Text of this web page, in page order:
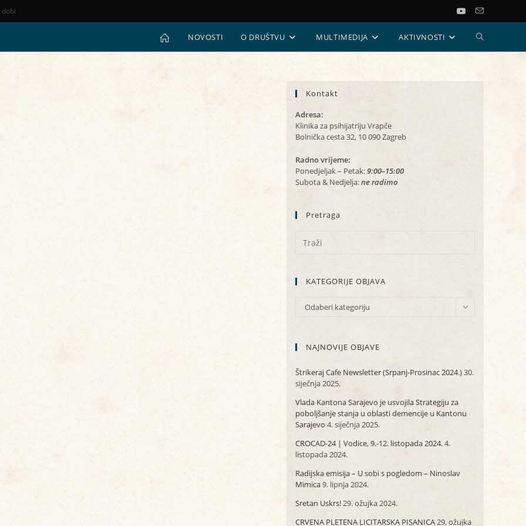
NOVOSTI O DRUŠTVU MULTIMEDIJA AKTIVNOSTI UKLJUČI/
Kontakt
Adresa:
Klinika za psihijatriju Vrapče
Bolnička cesta 32, 10 090 Zagreb
Radno vrijeme:
Ponedjeljak – Petak:9:00–15:00
Subota & Nedjelja:ne radimo
Pretraga
KATEGORIJE OBJAVA
KATEGORIJE
Odaberi kategoriju
NAJNOVIJE OBJAVE
Štrikeraj Cafe Newsletter (Srpanj-Prosinac 2024.)30.
siječnja 2025.
Vlada Kantona Sarajevo je usvojila Strategiju za
poboljšanje stanja u oblasti demencije u Kantonu
Sarajevo 4. siječnja 2025.
CROCAD-24 | Vodice, 9.-12. listopada 2024.4.
listopada 2024.
Radijska emisija – U sobi s pogledom – Ninoslav
Mimica9. lipnja 2024.
Sretan Uskrs!29. ožujka 2024.
CRVENA PLETENA LICITARSKA PISANICA29. ožujka